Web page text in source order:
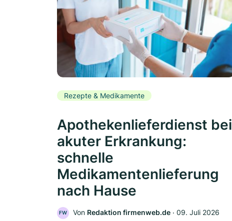
Rezepte & Medikamente
Apothekenlieferdienst bei
akuter Erkrankung:
schnelle
Medikamentenlieferung
nach Hause
FW Von Redaktion firmenweb.de ‧ 09. Juli 2026